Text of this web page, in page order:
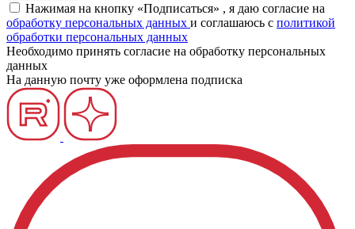
Нажимая на кнопку «Подписаться» , я даю согласие на
обработку персональных данных и соглашаюсь c политикой
обработки персональных данных
Необходимо принять согласие на обработку персональных
данных
На данную почту уже оформлена подписка